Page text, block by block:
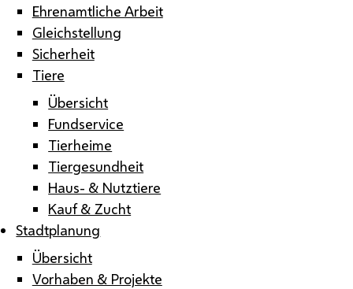
Ehrenamtliche Arbeit
Gleichstellung
Sicherheit
Tiere
Übersicht
Fundservice
Tierheime
Tiergesundheit
Haus- & Nutztiere
Kauf & Zucht
Stadtplanung
Übersicht
Vorhaben & Projekte